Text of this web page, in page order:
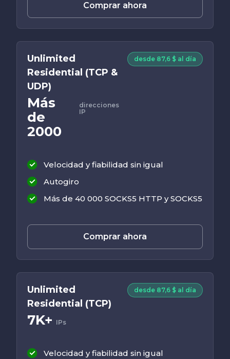
Comprar ahora
Unlimited
Residential (TCP &
UDP)
Más
de
2000
direcciones
IP
desde 87,6 $ al día
Velocidad y fiabilidad sin igual
Autogiro
Más de 40 000 SOCKS5 HTTP y SOCKS5
Comprar ahora
Unlimited
Residential (TCP)
7K+ IPs
desde 87,6 $ al día
Velocidad y fiabilidad sin igual